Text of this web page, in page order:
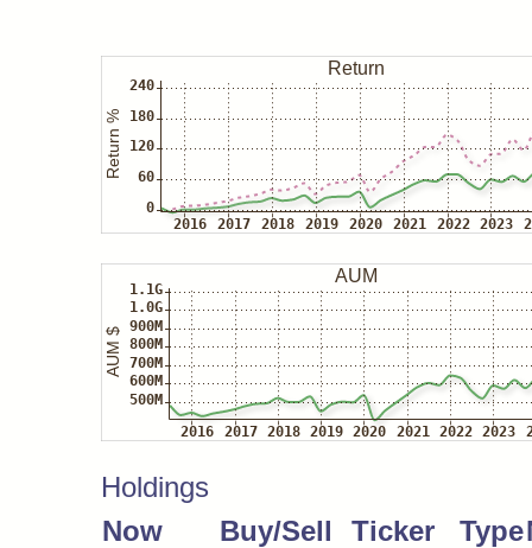
Holdings
Now
Buy/Sell Ticker Type